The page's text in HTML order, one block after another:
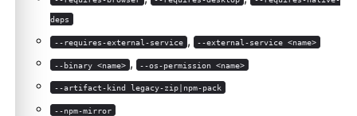
deps
--requires-external-service , --external-service <name>
--binary <name> , --os-permission <name>
--artifact-kind legacy-zip|npm-pack
--npm-mirror